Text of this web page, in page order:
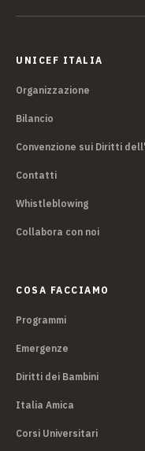
UNICEF ITALIA
Organizzazione
Bilancio
Convenzione sui Diritti
Contatti
Whistleblowing
Collabora con noi
COSA FACCIAMO
Programmi
Emergenze
Diritti dei Bambini
Italia Amica
Corsi Universitari